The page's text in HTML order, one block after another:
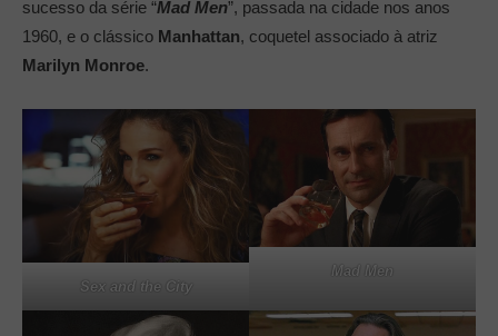
sucesso da série “Mad Men”, passada na cidade nos anos
1960, e o clássico Manhattan, coquetel associado à atriz
Marilyn Monroe.
Sex and the City
Mad Men